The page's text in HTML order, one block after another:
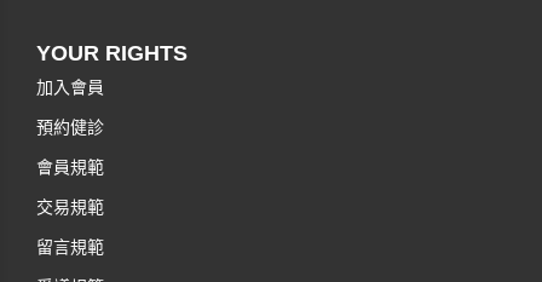
YOUR RIGHTS
加入會員
預約健診
會員規範
交易規範
留言規範